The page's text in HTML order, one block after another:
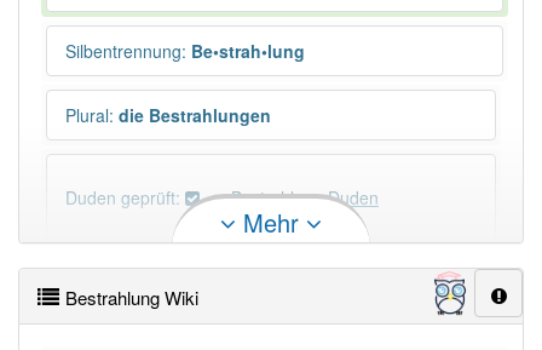
Silbentrennung: Be•strah•lung
Plural: die Bestrahlungen
Duden geprüft: Bestrahlung Duden
×
Wörter, die mit "-ung" enden, haben fast immer
Mehr
Bestrahlung Wiki